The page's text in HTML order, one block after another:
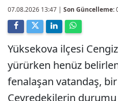
07.08.2026 13:47 | Son Güncelleme:
Yüksekova ilçesi
yürürken henüz
fenalaşan vatandaş, bir
Çevredekilerin